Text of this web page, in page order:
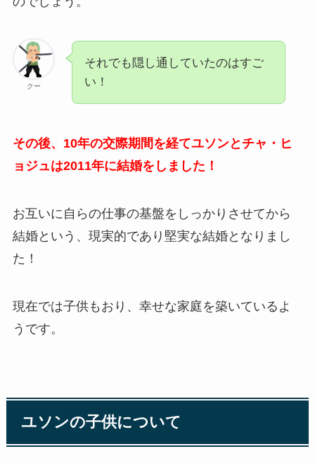
クー
それでも隠し通していたのはすご
い！
その後、10年の交際期間を経てユソンとチャ・ヒ
ョジュは2011年に結婚をしました！
お互いに自らの仕事の基盤をしっかりさせてから
結婚という、現実的であり堅実な結婚となりまし
た！
現在では子供もおり、幸せな家庭を築いているよ
うです。
ユソンの子供について